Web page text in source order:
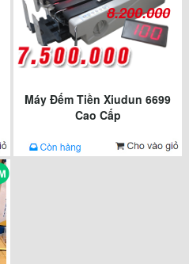
8.200.000
Máy Đếm Tiền Xiudun 6699
Cao Cấp